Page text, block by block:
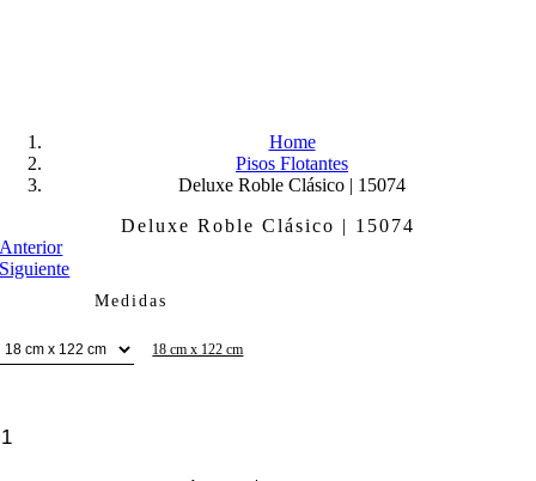
Home
Pisos Flotantes
Deluxe Roble Clásico | 15074
Deluxe Roble Clásico | 15074
Anterior
Siguiente
Medidas
18 cm x 122 cm